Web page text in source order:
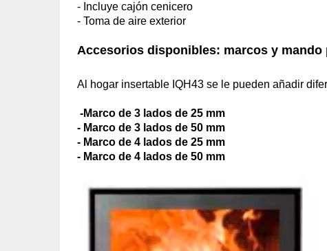
- Incluye cajón cenicero
- Toma de aire exterior
Accesorios disponibles: marcos y mando
Al hogar insertable IQH43 se le pueden añadir
-Marco de 3 lados de 25 mm
- Marco de 3 lados de 50 mm
- Marco de 4 lados de 25 mm
- Marco de 4 lados de 50 mm